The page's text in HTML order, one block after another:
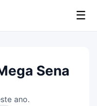
☰
Sena
ano.